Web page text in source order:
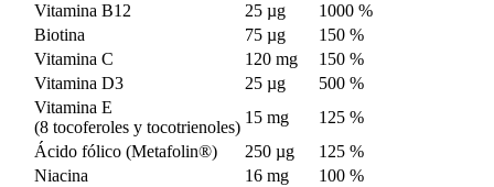
Vitamina B12
25 µg
1000 %
Biotina
75 µg
150 %
Vitamina C
120 mg
150 %
Vitamina D3
25 µg
500 %
Vitamina E
(8 tocoferoles y tocotrienoles)
15 mg
125 %
Ácido fólico (Metafolin®)
250 µg
125 %
Niacina
16 mg
100 %